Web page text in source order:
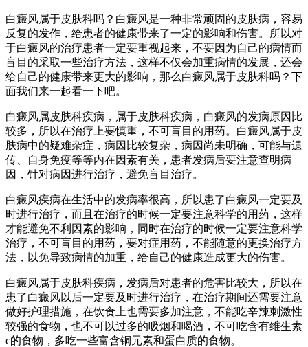
白癜风属于皮肤科吗？白癜风是一种非常顽固的皮肤病，容易
反复的发作，给患者的健康带来了一定的影响和伤害。所以对
于白癜风的治疗患者一定要重视起来，不要因为自己的病情而
盲目的采取一些治疗方法，这样不仅会加重病情的发展，还会
给自己的健康带来更大的影响，那么白癜风属于皮肤科吗？下
面我们来一起看一下吧。
白癜风属皮肤科疾病，属于皮肤科疾病，白癜风的发病原因比
较多，所以在治疗上要慎重，不可盲目的用药。白癜风属于皮
肤病中的疑难杂症，病因比较复杂，病因尚未明确，可能与遗
传、自身免疫等等内在因素有关，患者发病后要注意查明病
因，针对病因进行治疗，避免盲目治疗。
白癜风疾病在生活中的发病率很高，所以患了白癜风一定要及
时进行治疗，而且在治疗的时候一定要注意科学的用药，这样
才能避免不利因素的影响，同时在治疗的时候一定要注意科学
治疗，不可盲目的用药，要对症用药，不能随意的更换治疗方
法，以免导致病情的加重，给自己的健康造成更大的伤害。
白癜风属于皮肤科疾病，发病后对患者的危害比较大，所以在
患了白癜风以后一定要及时进行治疗，在治疗期间还需要注意
做好护理措施，在饮食上也需要多加注意，不能吃辛辣刺激性
较强的食物，也不可以过多的吸烟和喝酒，不可吃含有维生素
c的食物，多吃一些富含铜元素和蛋白质的食物。